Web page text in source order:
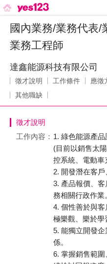
國內業務/業務代表/
業務工程師
達鑫能源科技有限公司
徵才說明 工作條件
應徵
其他職缺
徵才說明
工作內容： 1. 綠色能源產
(目前以銷售太
控系統、電動車
2. 開發潛在客戶
3. 產品報價、
務相關行政作業
4. 個性善於與
極樂觀、樂於學
5. 能獨立開發
係。
6. 掌握銷售範